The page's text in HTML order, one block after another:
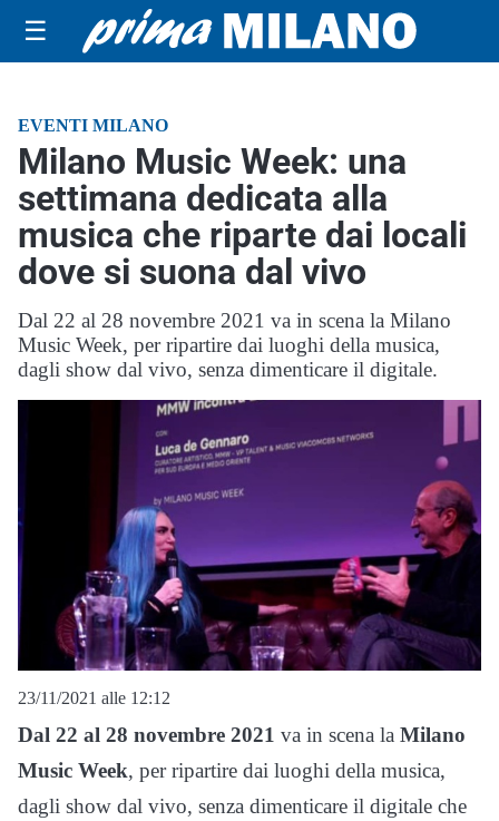
☰
EVENTI MILANO
Milano Music Week: una
settimana dedicata alla
musica che riparte dai locali
dove si suona dal vivo
Dal 22 al 28 novembre 2021 va in scena la Milano
Music Week, per ripartire dai luoghi della musica,
dagli show dal vivo, senza dimenticare il digitale.
23/11/2021 alle 12:12
Dal 22 al 28 novembre 2021 va in scena la Milano
Music Week, per ripartire dai luoghi della musica,
dagli show dal vivo, senza dimenticare il digitale che